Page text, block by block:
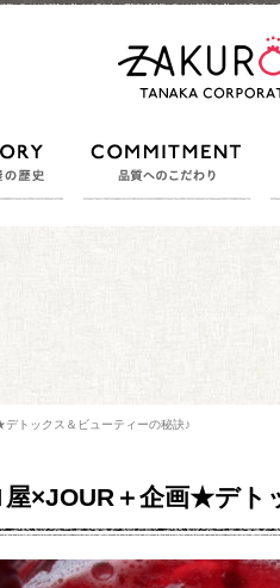
ンツ ザクロ屋の歴史 品
トックス＆ビューティーの秘訣♪
×JOUR＋企画★デト